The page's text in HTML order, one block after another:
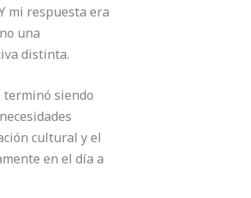
mi respuesta era
una
distinta.
terminó siendo
cultural y el
en el día a